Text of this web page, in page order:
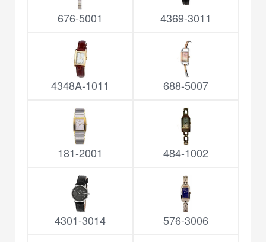
676-5001 4369-3011
4348A-1011 688-5007
181-2001 484-1002
4301-3014 576-3006